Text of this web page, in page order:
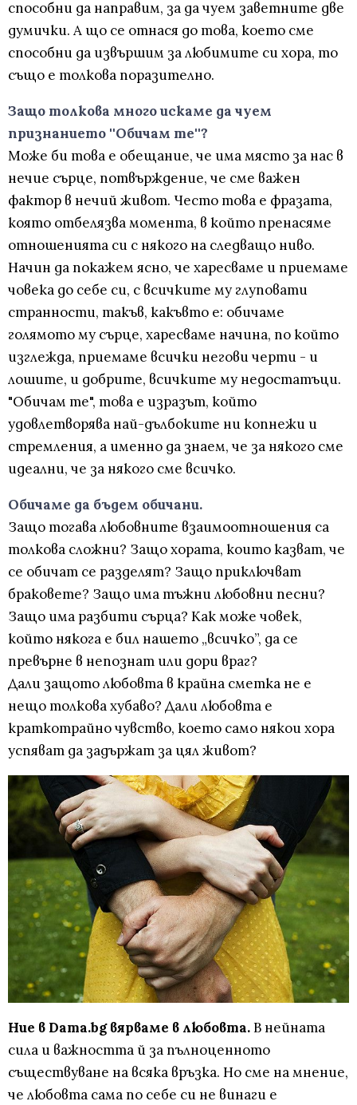
способни да направим, за да чуем заветните две
думички. А що се отнася до това, което сме
способни да извършим за любимите си хора, то
също е толкова поразително.
Защо толкова много искаме да чуем
признанието ''Обичам те''?
Може би това е обещание, че има място за нас в
нечие сърце, потвърждение, че сме важен
фактор в нечий живот. Често това е фразата,
която отбелязва момента, в който пренасяме
отношенията си с някого на следващо ниво.
Начин да покажем ясно, че харесваме и приемаме
човека до себе си, с всичките му глуповати
странности, такъв, какъвто е: обичаме
голямото му сърце, харесваме начина, по който
изглежда, приемаме всички негови черти - и
лошите, и добрите, всичките му недостатъци.
"Обичам те", това е изразът, който
удовлетворява най-дълбоките ни копнежи и
стремления, а именно да знаем, че за някого сме
идеални, че за някого сме всичко.
Обичаме да бъдем обичани.
Защо тогава любовните взаимоотношения са
толкова сложни? Защо хората, които казват, че
се обичат се разделят? Защо приключват
браковете? Защо има тъжни любовни песни?
Защо има разбити сърца? Как може човек,
който някога е бил нашето „всичко”, да се
превърне в непознат или дори враг?
Дали защото любовта в крайна сметка не е
нещо толкова хубаво? Дали любовта е
краткотрайно чувство, което само някои хора
успяват да задържат за цял живот?
Ние в Dama.bg вярваме в любовта.В нейната
сила и важността й за пълноценното
съществуване на всяка връзка. Но сме на мнение,
че любовта сама по себе си не винаги е